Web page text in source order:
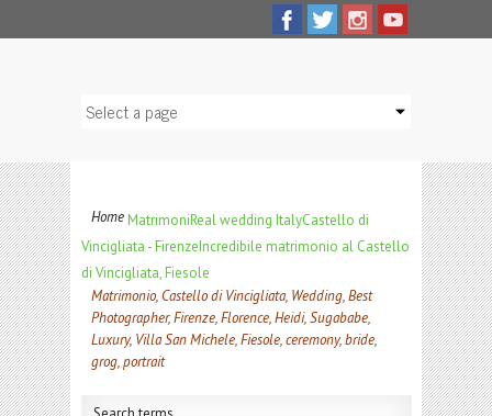
HomeMatrimoniReal wedding ItalyCastello di
Vincigliata - FirenzeIncredibile matrimonio al Castello
di Vincigliata, Fiesole
Matrimonio, Castello di Vincigliata, Wedding, Best
Photographer, Firenze, Florence, Heidi, Sugababe,
Luxury, Villa San Michele, Fiesole, ceremony, bride,
grog, portrait